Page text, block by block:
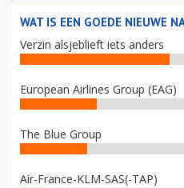
WAT IS EEN GOEDE NIEUWE
Verzin alsjeblieft iets anders
European Airlines Group (EAG)
The Blue Group
Air-France-KLM-SAS(-TAP)